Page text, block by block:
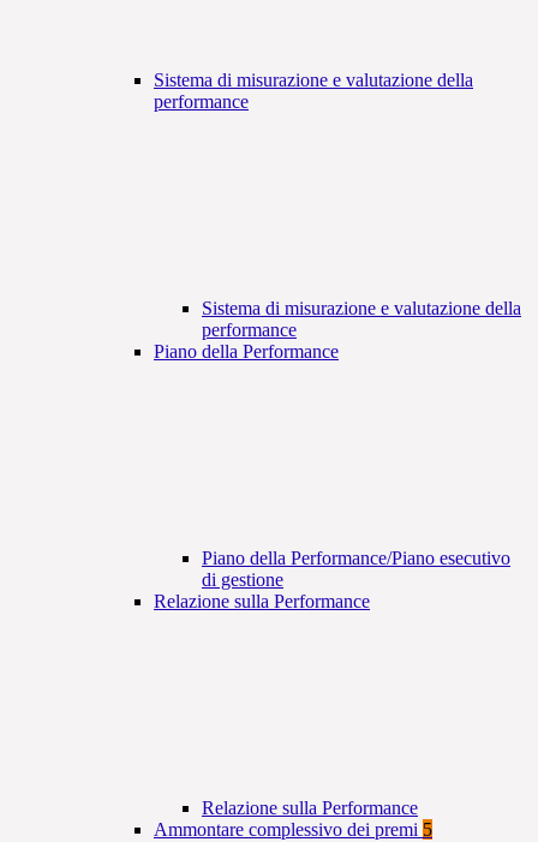
Sistema di misurazione e valutazione della
performance
Sistema di misurazione e valutazione della
performance
Piano della Performance
Piano della Performance/Piano esecutivo
di gestione
Relazione sulla Performance
Relazione sulla Performance
Ammontare complessivo dei premi 5